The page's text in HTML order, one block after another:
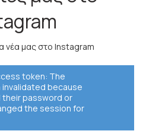
νέα μας στο Instagram
token: The
because
password or
the session for